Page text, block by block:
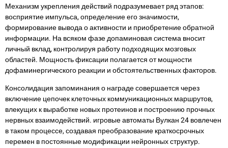
Механизм укрепления действий подразумевает ряд этапов:
восприятие импульса, определение его значимости,
формирование вывода о активности и приобретение обратной
информации. На всяком фазе допаминовая система вносит
личный вклад, контролируя работу подходящих мозговых
областей. Мощность фиксации полагается от мощности
дофаминергического реакции и обстоятельственных факторов.
Консолидация запоминания о награде совершается через
включение цепочек клеточных коммуникационных маршрутов,
влекущих к выработке новых протеинов и построению прочных
нервных взаимодействий. игровые автоматы Вулкан 24 вовлечен
в таком процессе, создавая преобразование краткосрочных
перемен в постоянные модификации нейронных структур.